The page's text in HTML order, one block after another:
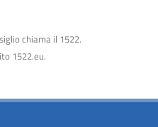
chiama il 1522.
1522.eu.